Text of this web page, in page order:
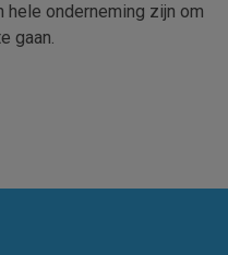
hele onderneming zijn om
gaan.